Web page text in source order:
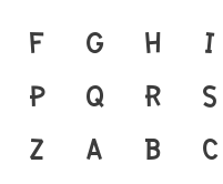
F G H I
P Q R S
Z a b c
ำให้ความเป็นชา
มตัวตนของชนช
ครื่องมือสำคัญ